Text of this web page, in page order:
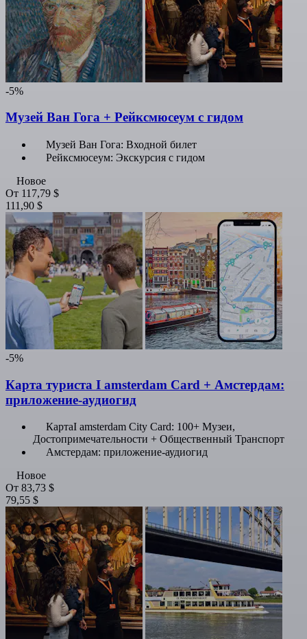
-5%
Музей Ван Гога + Рейксмюсеум с гидом
Музей Ван Гога: Входной билет
Рейксмюсеум: Экскурсия с гидом
Новое
От 117,79 $
111,90 $
-5%
Карта туриста I amsterdam Card + Амстердам:
приложение-аудиогид
КартаI amsterdam City Card: 100+ Музеи,
Достопримечательности + Общественный Транспорт
Амстердам: приложение-аудиогид
Новое
От 83,73 $
79,55 $